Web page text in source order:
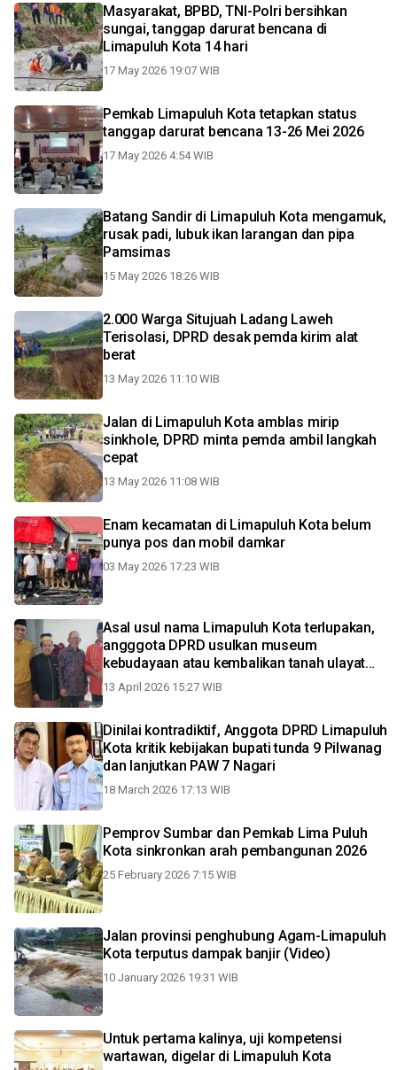
Masyarakat, BPBD, TNI-Polri bersihkan
sungai, tanggap darurat bencana di
Limapuluh Kota 14 hari
17 May 2026 19:07 WIB
Pemkab Limapuluh Kota tetapkan status
tanggap darurat bencana 13-26 Mei 2026
17 May 2026 4:54 WIB
Batang Sandir di Limapuluh Kota mengamuk,
rusak padi, lubuk ikan larangan dan pipa
Pamsimas
15 May 2026 18:26 WIB
2.000 Warga Situjuah Ladang Laweh
Terisolasi, DPRD desak pemda kirim alat
berat
13 May 2026 11:10 WIB
Jalan di Limapuluh Kota amblas mirip
sinkhole, DPRD minta pemda ambil langkah
cepat
13 May 2026 11:08 WIB
Enam kecamatan di Limapuluh Kota belum
punya pos dan mobil damkar
03 May 2026 17:23 WIB
Asal usul nama Limapuluh Kota terlupakan,
angggota DPRD usulkan museum
kebudayaan atau kembalikan tanah ulayat
nagari
13 April 2026 15:27 WIB
Dinilai kontradiktif, Anggota DPRD Limapuluh
Kota kritik kebijakan bupati tunda 9 Pilwanag
dan lanjutkan PAW 7 Nagari
18 March 2026 17:13 WIB
Pemprov Sumbar dan Pemkab Lima Puluh
Kota sinkronkan arah pembangunan 2026
25 February 2026 7:15 WIB
Jalan provinsi penghubung Agam-Limapuluh
Kota terputus dampak banjir (Video)
10 January 2026 19:31 WIB
Untuk pertama kalinya, uji kompetensi
wartawan, digelar di Limapuluh Kota